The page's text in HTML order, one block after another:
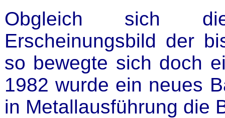
Obgleich sich
Erscheinungsbild der
so bewegte sich doch
1982 wurde ein neues
in Metallausführung die